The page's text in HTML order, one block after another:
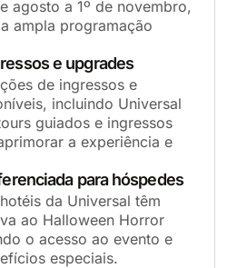
agosto a 1º de novembro,
ampla programação
e upgrades
de ingressos e
incluindo Universal
guiados e ingressos
a experiência e
para hóspedes
da Universal têm
ao Halloween Horror
o acesso ao evento e
especiais.